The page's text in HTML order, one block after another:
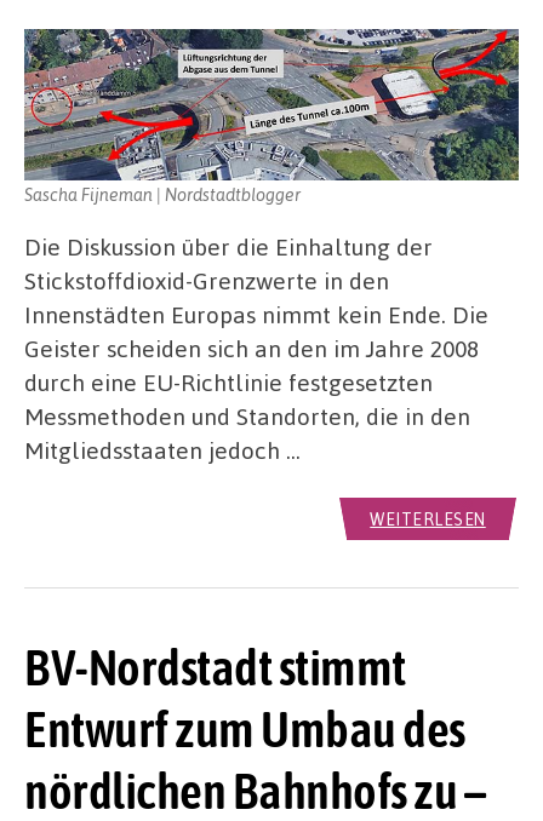
Sascha Fijneman | Nordstadtblogger
Die Diskussion über die Einhaltung der
Stickstoffdioxid-Grenzwerte in den
Innenstädten Europas nimmt kein Ende. Die
Geister scheiden sich an den im Jahre 2008
durch eine EU-Richtlinie festgesetzten
Messmethoden und Standorten, die in den
Mitgliedsstaaten jedoch …
WEITERLESEN
BV-Nordstadt stimmt
Entwurf zum Umbau des
nördlichen Bahnhofs zu –